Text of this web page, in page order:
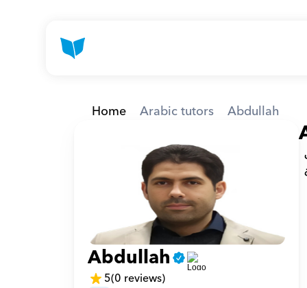
Home Arabic tutors Abdullah
Abdullah
5(0 reviews)
مهندس ميكانيكي متحمس للمعرفة وشغوف بنقلها. خارج عالم التصميم والحسابات، شغفي هو في استكشاف
عوالم الرياضيات والفيزياء، تدريس اللغة العربية، والدين وبالطبع القرآن الكريم . التدريس ليس مجرد مهنة بالنسبة